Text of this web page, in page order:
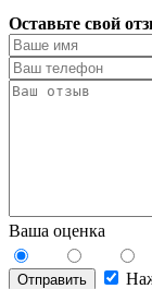
Оставьте свой
Ваша оценка
Отправить